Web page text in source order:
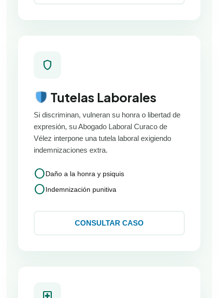
shield
Tutelas Laborales
Si discriminan, vulneran su honra o libertad de
expresión, su Abogado Laboral Curaco de
Vélez interpone una tutela laboral exigiendo
indemnizaciones extra.
circleDaño a la honra y psiquis
circleIndemnización punitiva
CONSULTAR CASO